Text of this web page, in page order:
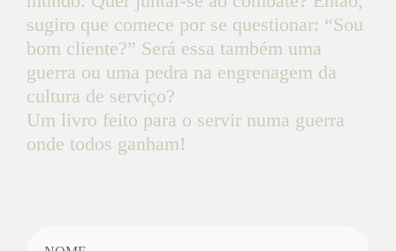
sugiro que comece por se questionar: “Sou
bom cliente?” Será essa também uma
guerra ou uma pedra na engrenagem da
cultura de serviço?
Um livro feito para o servir numa guerra
onde todos ganham!